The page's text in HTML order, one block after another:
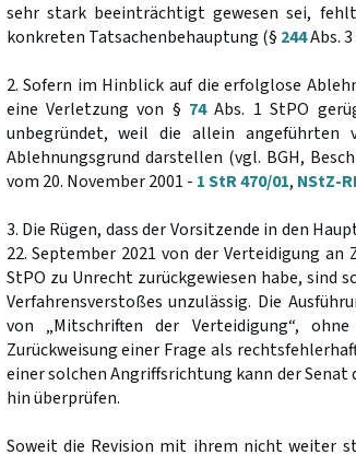
sehr stark beeinträchtigt gewesen sei,
konkreten Tatsachenbehauptung (§ 244Abs. 3
2. Sofern im Hinblick auf die erfolglose
eine Verletzung von § 74Abs. 1 StPO
unbegründet, weil die allein angeführten
Ablehnungsgrund darstellen (vgl. BGH,
vom 20. November 2001 - 1 StR 470/01, NStZ-
3. Die Rügen, dass der Vorsitzende in den
22. September 2021 von der Verteidigung
StPO zu Unrecht zurückgewiesen habe, sind
Verfahrensverstoßes unzulässig. Die
von „Mitschriften der Verteidigung“,
Zurückweisung einer Frage als
einer solchen Angriffsrichtung kann der
hin überprüfen.
Soweit die Revision mit ihrem nicht weiter